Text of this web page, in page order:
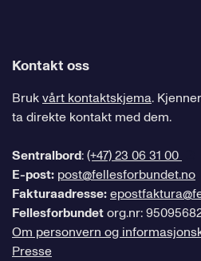
Kontakt oss
Brukvårt kontaktskjema.
ta direkte kontakt med dem.
Sentralbord:(+47) 23 06 31 00
E-post: post@fellesforbundet.no
Fakturaadresse:
Fellesforbundetorg.nr:
Om personvern og
Presse